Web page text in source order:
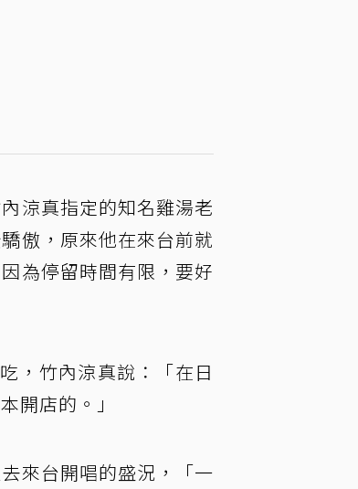
涼真指定的知名雞湯老
傲，原來他在來台前就
為停留時間有限，要好
，竹內涼真說：「在日
開店的。」
來台開唱的盛況，「一